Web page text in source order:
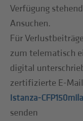
Verfügung
Ansuchen.
Für
zum telematisch
digital
zertifizierte E-
Istanza-
senden